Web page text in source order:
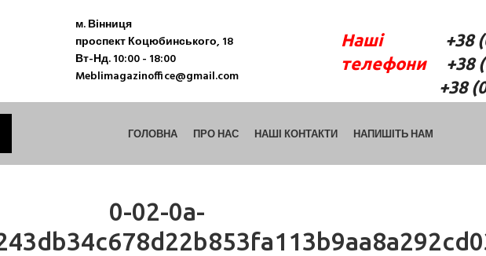
м. Вінниця
проспект Коцюбинського, 18
Вт-Нд. 10:00 - 18:00
Meblimagazinoffice@gmail.com
Наші+38
телефони+38
+38 (098)
ГОЛОВНА ПРО НАС НАШІ КОНТАКТИ НАПИШІТЬ НАМ
0-02-0a-